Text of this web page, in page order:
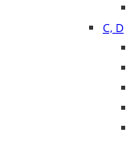
C, D